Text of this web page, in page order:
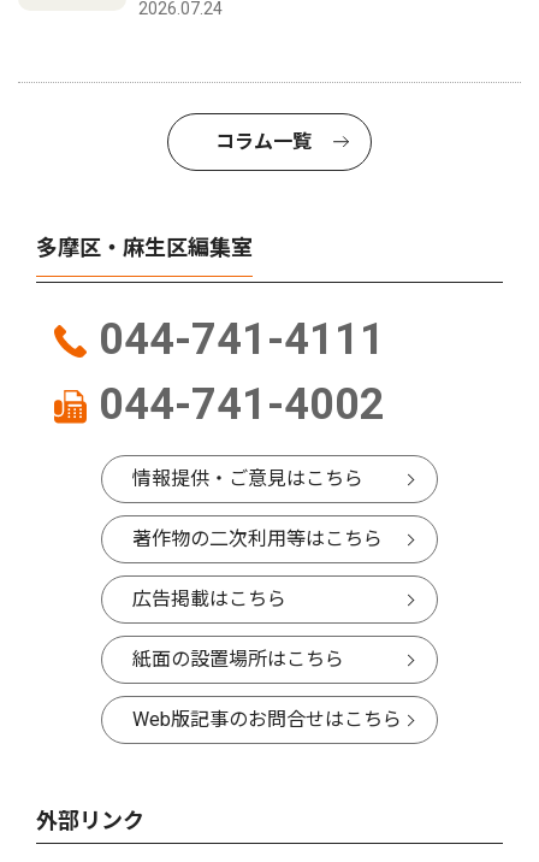
2026.07.24
コラム一覧
多摩区・麻生区編集室
044-741-4111
044-741-4002
情報提供・ご意見はこちら
著作物の二次利用等はこちら
広告掲載はこちら
紙面の設置場所はこちら
Web版記事のお問合せはこちら
外部リンク